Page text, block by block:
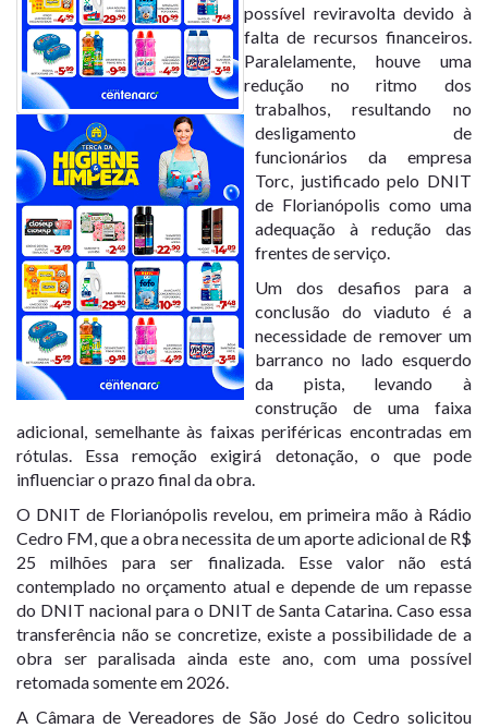
possível reviravolta devido à
falta de recursos financeiros.
Paralelamente, houve uma
redução no ritmo dos
trabalhos, resultando no
desligamento de
funcionários da empresa
Torc, justificado pelo DNIT
de Florianópolis como uma
adequação à redução das
frentes de serviço.
Um dos desafios para a
conclusão do viaduto é a
necessidade de remover um
barranco no lado esquerdo
da pista, levando à
construção de uma faixa
adicional, semelhante às faixas periféricas encontradas em
rótulas. Essa remoção exigirá detonação, o que pode
influenciar o prazo final da obra.
O DNIT de Florianópolis revelou, em primeira mão à Rádio
Cedro FM, que a obra necessita de um aporte adicional de R$
25 milhões para ser finalizada. Esse valor não está
contemplado no orçamento atual e depende de um repasse
do DNIT nacional para o DNIT de Santa Catarina. Caso essa
transferência não se concretize, existe a possibilidade de a
obra ser paralisada ainda este ano, com uma possível
retomada somente em 2026.
A Câmara de Vereadores de São José do Cedro solicitou